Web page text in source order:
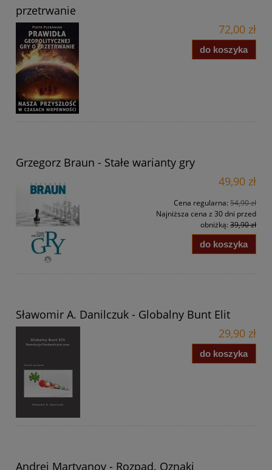
przetrwanie
72,00 zł
do koszyka
Grzegorz Braun - Stałe warianty gry
49,90 zł
Cena regularna: 54,90 zł
Najniższa cena z 30 dni przed
obniżką: 39,90 zł
do koszyka
Sławomir A. Danilczuk - Globalny Bunt Elit
29,90 zł
do koszyka
Andrei Martyanov - Rozpad. Oznaki